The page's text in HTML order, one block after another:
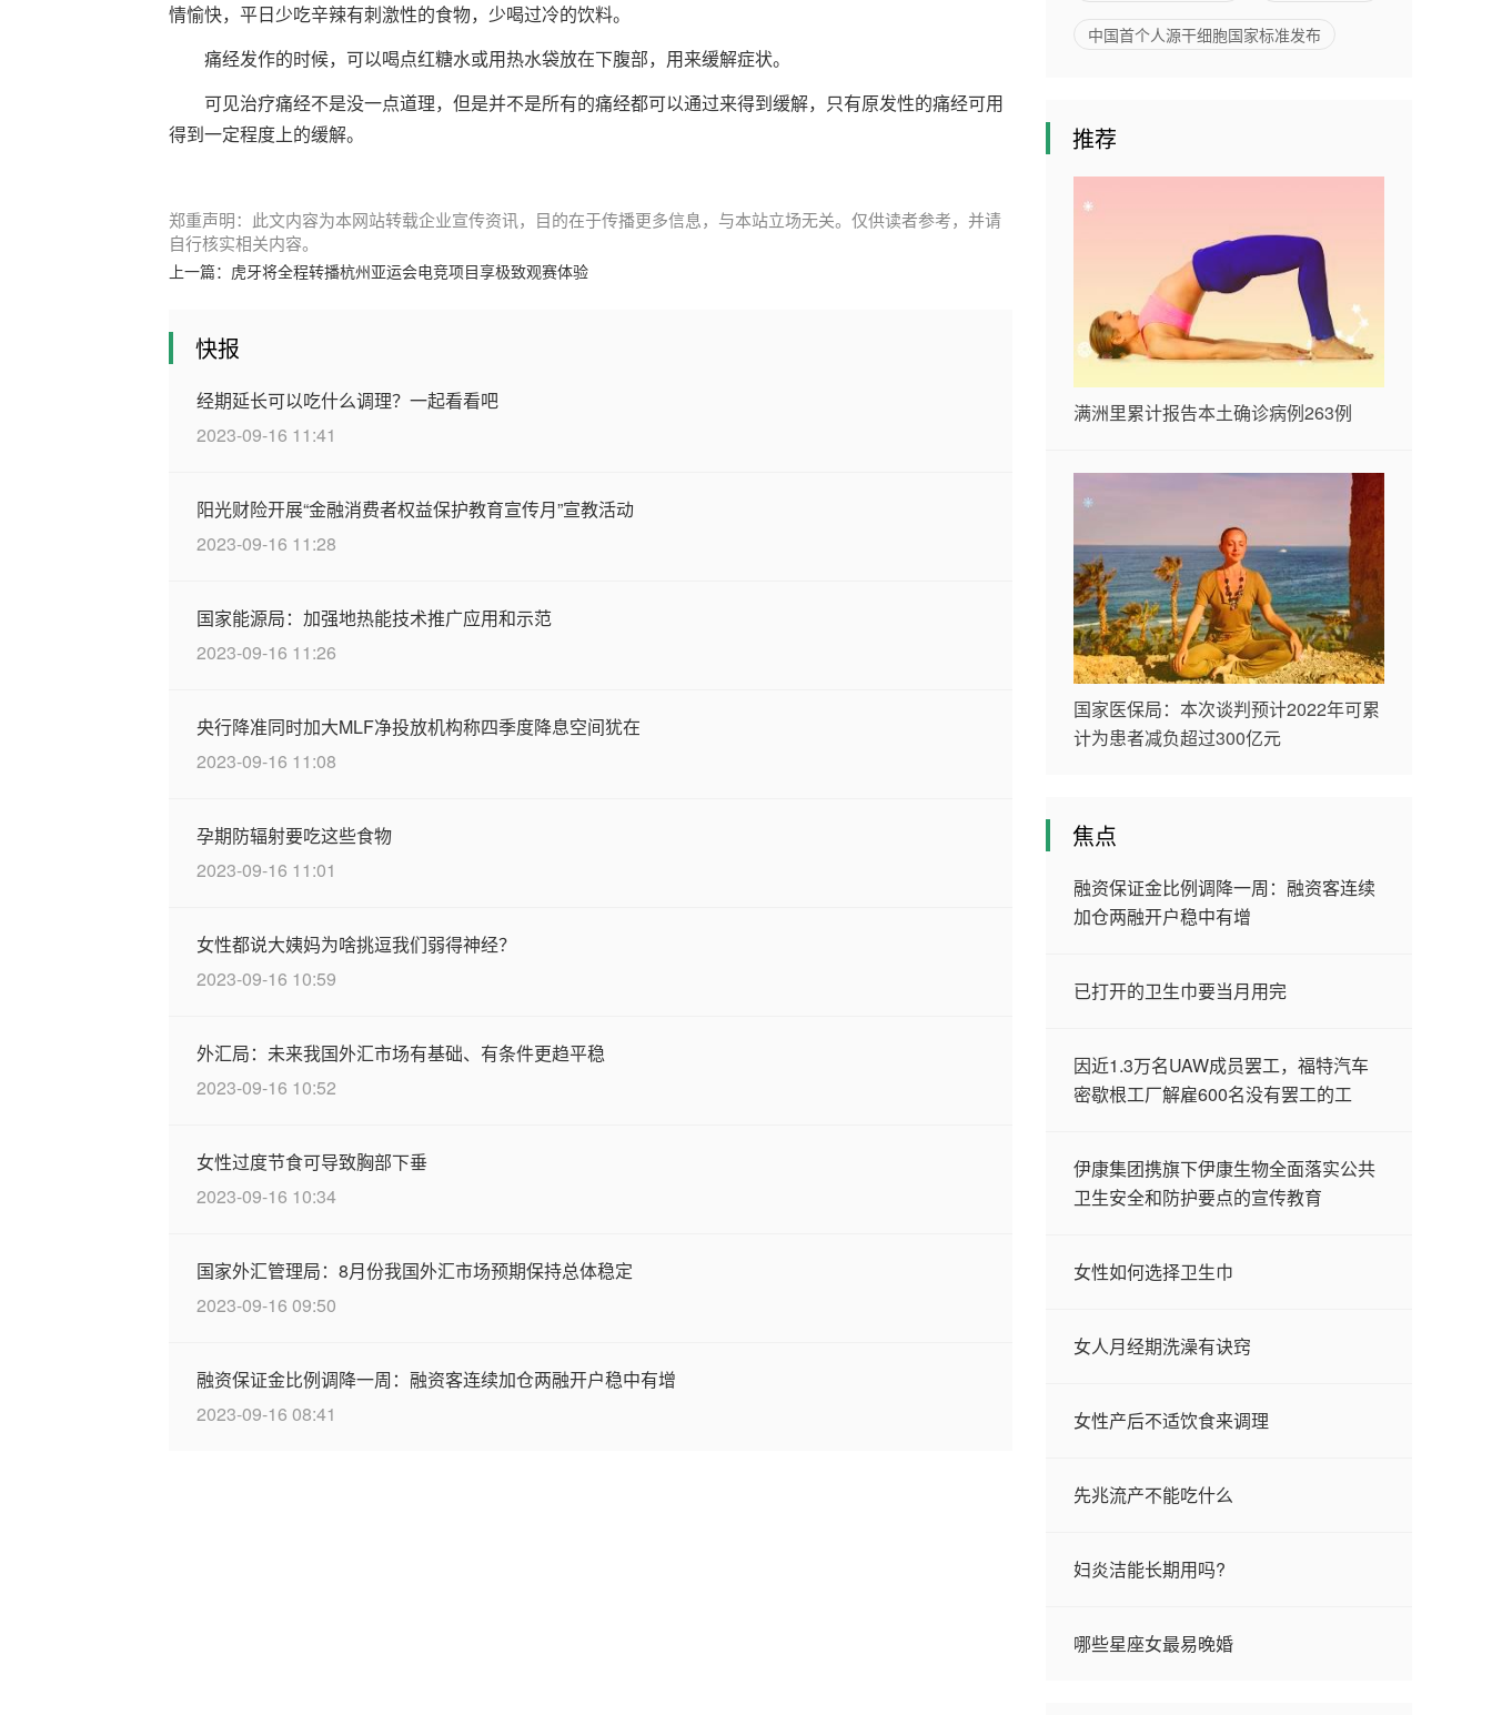
情愉快，平日少吃辛辣有刺激性的食物，少喝过冷的饮料。
痛经发作的时候，可以喝点红糖水或用热水袋放在下腹部，用来缓解症状。
可见治疗痛经不是没一点道理，但是并不是所有的痛经都可以通过来得到缓解，只有原发性的痛经可用
得到一定程度上的缓解。
郑重声明：此文内容为本网站转载企业宣传资讯，目的在于传播更多信息，与本站立场无关。仅供读者参考，并请
自行核实相关内容。
上一篇： 虎牙将全程转播杭州亚运会电竞项目享极致观赛体验
快报
经期延长可以吃什么调理？一起看看吧
2023-09-16 11:41
阳光财险开展“金融消费者权益保护教育宣传月”宣教活动
2023-09-16 11:28
国家能源局：加强地热能技术推广应用和示范
2023-09-16 11:26
央行降准同时加大MLF净投放机构称四季度降息空间犹在
2023-09-16 11:08
孕期防辐射要吃这些食物
2023-09-16 11:01
女性都说大姨妈为啥挑逗我们弱得神经？
2023-09-16 10:59
外汇局：未来我国外汇市场有基础、有条件更趋平稳
2023-09-16 10:52
女性过度节食可导致胸部下垂
2023-09-16 10:34
国家外汇管理局：8月份我国外汇市场预期保持总体稳定
2023-09-16 09:50
融资保证金比例调降一周：融资客连续加仓两融开户稳中有增
2023-09-16 08:41
中国首个人源干细胞国家标准发布
推荐
满洲里累计报告本土确诊病例263例
国家医保局：本次谈判预计2022年可累
计为患者减负超过300亿元
焦点
融资保证金比例调降一周：融资客连续
加仓两融开户稳中有增
已打开的卫生巾要当月用完
因近1.3万名UAW成员罢工，福特汽车
密歇根工厂解雇600名没有罢工的工
伊康集团携旗下伊康生物全面落实公共
卫生安全和防护要点的宣传教育
女性如何选择卫生巾
女人月经期洗澡有诀窍
女性产后不适饮食来调理
先兆流产不能吃什么
妇炎洁能长期用吗?
哪些星座女最易晚婚